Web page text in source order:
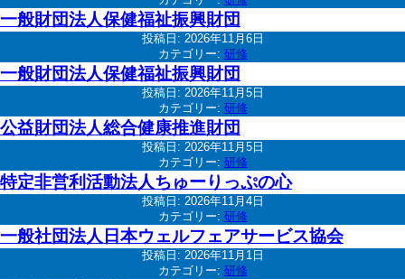
一般財団法人保健福祉振興財団
投稿日: 2026年11月6日
カテゴリー: 研修
一般財団法人保健福祉振興財団
投稿日: 2026年11月5日
カテゴリー: 研修
公益財団法人総合健康推進財団
投稿日: 2026年11月5日
カテゴリー: 研修
特定非営利活動法人ちゅーりっぷの心
投稿日: 2026年11月4日
カテゴリー: 研修
一般社団法人日本ウェルフェアサービス協会
投稿日: 2026年11月1日
カテゴリー: 研修